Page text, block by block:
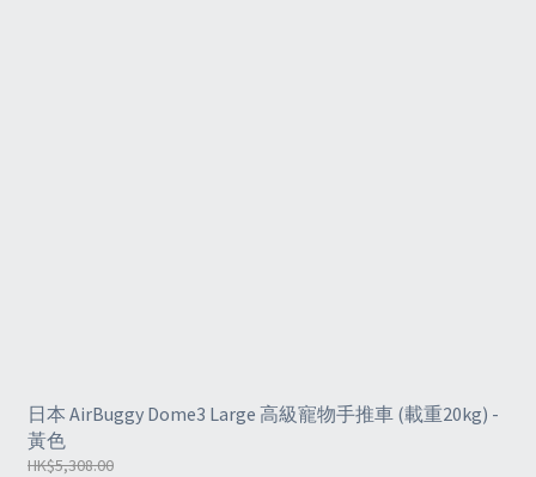
日本 AirBuggy Dome3 Large 高級寵物手推車 (載重20kg) -
黃色
HK$5,308.00